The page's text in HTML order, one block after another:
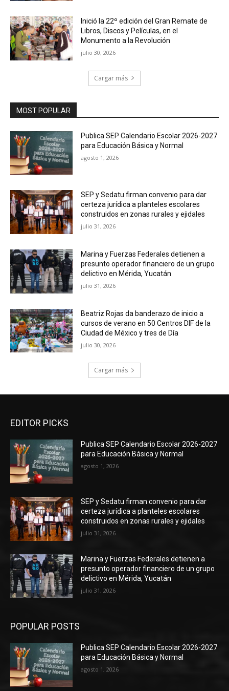
Inició la 22º edición del Gran Remate de
Libros, Discos y Películas, en el
Monumento a la Revolución
julio 30, 2026
Cargar más
MOST POPULAR
Publica SEP Calendario Escolar 2026-2027
para Educación Básica y Normal
agosto 1, 2026
SEP y Sedatu firman convenio para dar
certeza jurídica a planteles escolares
construidos en zonas rurales y ejidales
julio 31, 2026
Marina y Fuerzas Federales detienen a
presunto operador financiero de un grupo
delictivo en Mérida, Yucatán
julio 31, 2026
Beatriz Rojas da banderazo de inicio a
cursos de verano en 50 Centros DIF de la
Ciudad de México y tres de Día
julio 30, 2026
Cargar más
EDITOR PICKS
Publica SEP Calendario Escolar 2026-2027
para Educación Básica y Normal
agosto 1, 2026
SEP y Sedatu firman convenio para dar
certeza jurídica a planteles escolares
construidos en zonas rurales y ejidales
julio 31, 2026
Marina y Fuerzas Federales detienen a
presunto operador financiero de un grupo
delictivo en Mérida, Yucatán
julio 31, 2026
POPULAR POSTS
Publica SEP Calendario Escolar 2026-2027
para Educación Básica y Normal
agosto 1, 2026